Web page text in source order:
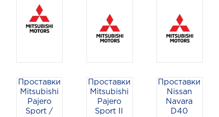
Проставки
Mitsubishi
Pajero
Sport /
Проставки
Mitsubishi
Pajero
Sport II
Проставки
Nissan
Navara
D40